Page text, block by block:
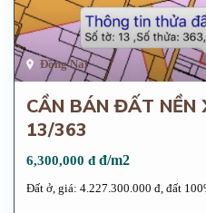
Đồng Nai
CẦN BÁN ĐẤT NỀN
13/363
6,300,000 đđ/m2
Đất ở, giá: 4.227.300.000 đ, đất